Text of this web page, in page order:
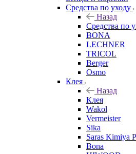
Средства по уходу
Назад
Средства по
BONA
LECHNER
TRICOL
Berger
Osmo
Клея
Назад
Клея
Wakol
Vermeister
Sika
Saras Kimiya
Bona